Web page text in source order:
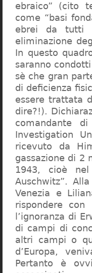
ebraico” (cito
come “basi
ebrei da tutti
eliminazione
In questo
saranno
sè che gran
di deficienza
essere trattata
dire?!).
comandante
Investigation
ricevuto da
gassazione di 2
1943, cioè
Auschwitz”.
Venezia e
rispondere
l’ignoranza di
di campi di
altri campi o
d’Europa,
Pertanto è